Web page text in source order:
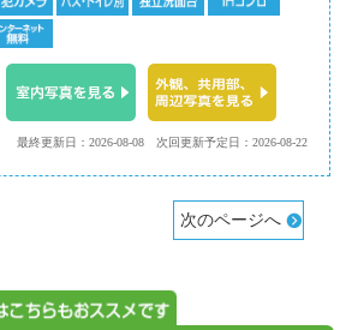
次回更新予定日：2026-08-22
最終更新日：2026-08-08
次のページへ